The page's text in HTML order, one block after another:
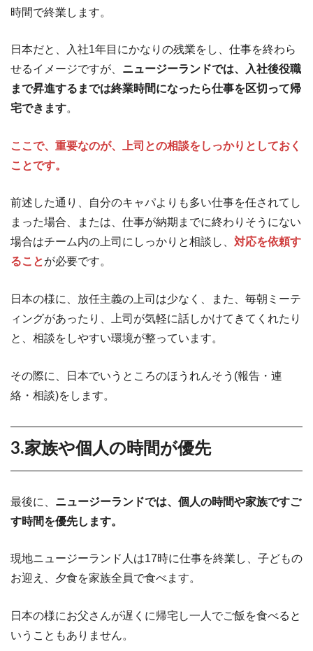
時間で終業します。
日本だと、入社1年目にかなりの残業をし、仕事を終わら
せるイメージですが、 ニュージーランドでは、入社後役職
まで昇進するまでは終業時間になったら仕事を区切って帰
宅できます。
ここで、重要なのが、上司との相談をしっかりとしておく
ことです。
前述した通り、自分のキャパよりも多い仕事を任されてし
まった場合、または、仕事が納期までに終わりそうにない
場合はチーム内の上司にしっかりと相談し、 対応を依頼す
ることが必要です。
日本の様に、放任主義の上司は少なく、また、毎朝ミーテ
ィングがあったり、上司が気軽に話しかけてきてくれたり
と、相談をしやすい環境が整っています。
その際に、日本でいうところのほうれんそう(報告・連
絡・相談)をします。
3.家族や個人の時間が優先
最後に、 ニュージーランドでは、個人の時間や家族ですご
す時間を優先します。
現地ニュージーランド人は17時に仕事を終業し、子どもの
お迎え、夕食を家族全員で食べます。
日本の様にお父さんが遅くに帰宅し一人でご飯を食べると
いうこともありません。